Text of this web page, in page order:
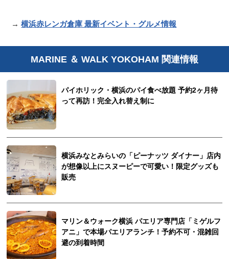
→横浜赤レンガ倉庫 最新イベント・グルメ情報
MARINE ＆ WALK YOKOHAM 関連情報
パイホリック・横浜のパイ食べ放題 予約2ヶ月待
って再訪！完全入れ替え制に
横浜みなとみらいの「ピーナッツ ダイナー」店内
が想像以上にスヌーピーで可愛い！限定グッズも
販売
マリン＆ウォーク横浜 パエリア専門店「ミゲルフ
アニ」で本場パエリアランチ！予約不可・混雑回
避の到着時間